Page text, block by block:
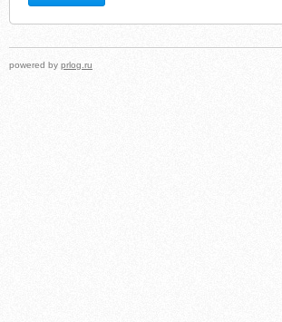
powered by prlog.ru